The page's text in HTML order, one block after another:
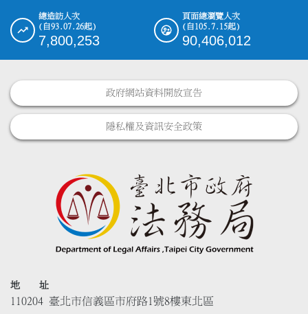
總造訪人次
(自93.07.26起)
7,800,253
頁面總瀏覽人次
(自105.7.15起)
90,406,012
政府網站資料開放宣告
隱私權及資訊安全政策
地 址
110204 臺北市信義區市府路1號8樓東北區